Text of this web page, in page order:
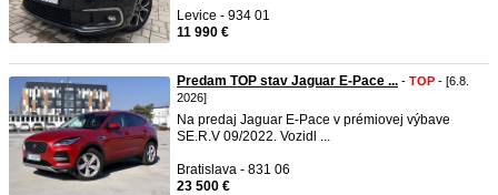
Levice - 934 01
11 990 €
Predam TOP stav Jaguar E-Pace ... - TOP - [6.8.
2026]
Na predaj Jaguar E-Pace v prémiovej výbave
SE.R.V 09/2022. Vozidl ...
Bratislava - 831 06
23 500 €